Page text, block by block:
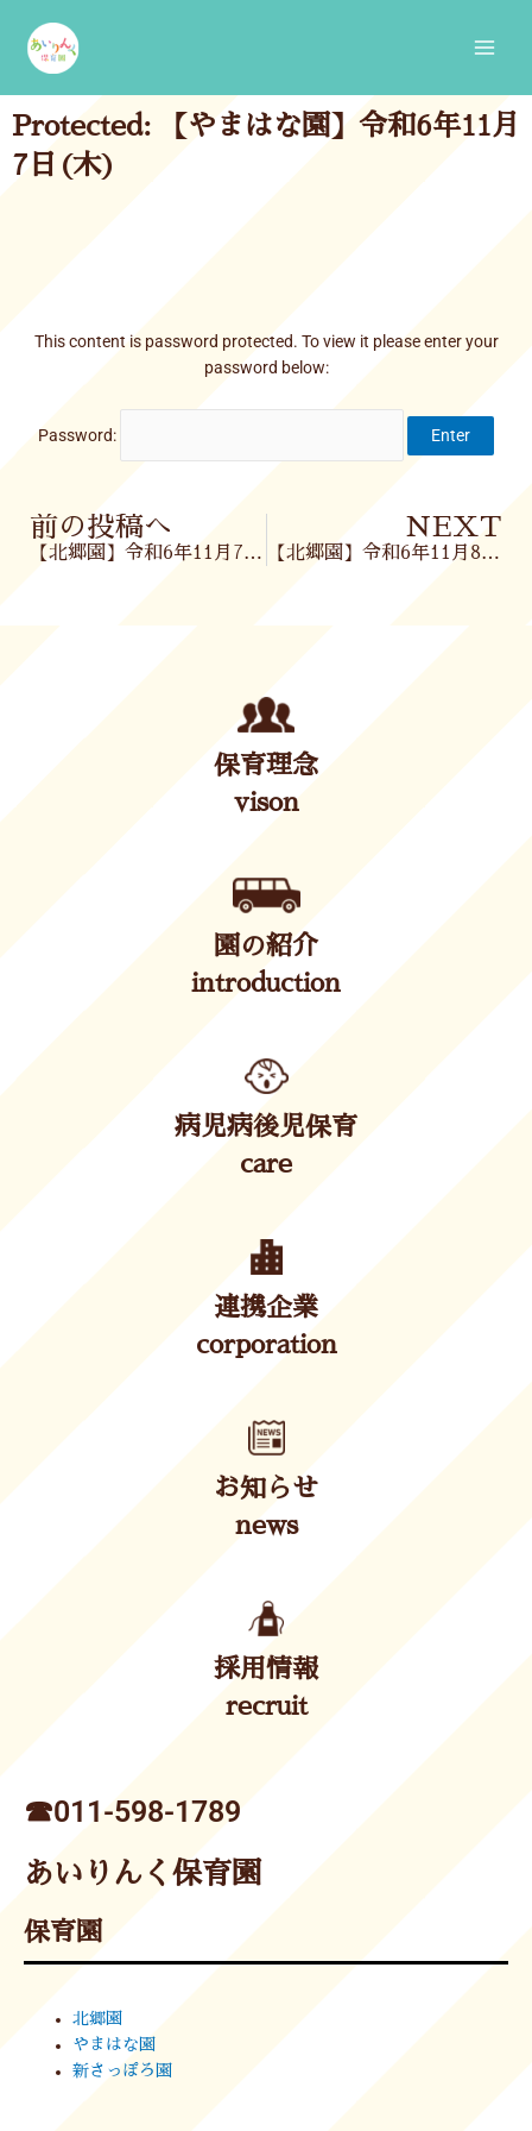
content
Protected: 【やまはな園】令和6年11月
7日(木)
This content is password protected. To view it please enter your
password below:
Password:
Prev
前の投稿へ
【北郷園】令和6年11月7日(木)
NEXT
【北郷園】令和6年11月8日(金)
保育理念
vison
園の紹介
introduction
病児病後児保育
care
連携企業
corporation
お知らせ
news
採用情報
recruit
☎︎011-598-1789
あいりんく保育園
保育園
北郷園
やまはな園
新さっぽろ園